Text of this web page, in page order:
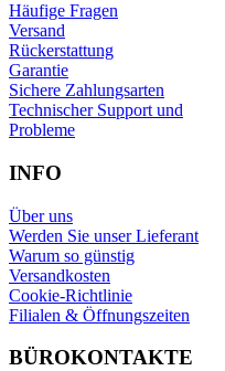
Häufige Fragen
Versand
Rückerstattung
Garantie
Sichere Zahlungsarten
Technischer Support und
Probleme
INFO
Über uns
Werden Sie unser Lieferant
Warum so günstig
Versandkosten
Cookie-Richtlinie
Filialen & Öffnungszeiten
BÜROKONTAKTE